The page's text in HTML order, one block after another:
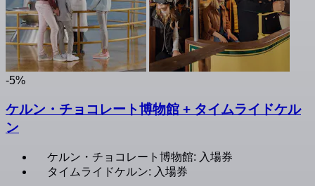
-5%
ケルン・チョコレート博物館 + タイムライドケル
ン
ケルン・チョコレート博物館: 入場券
タイムライドケルン: 入場券